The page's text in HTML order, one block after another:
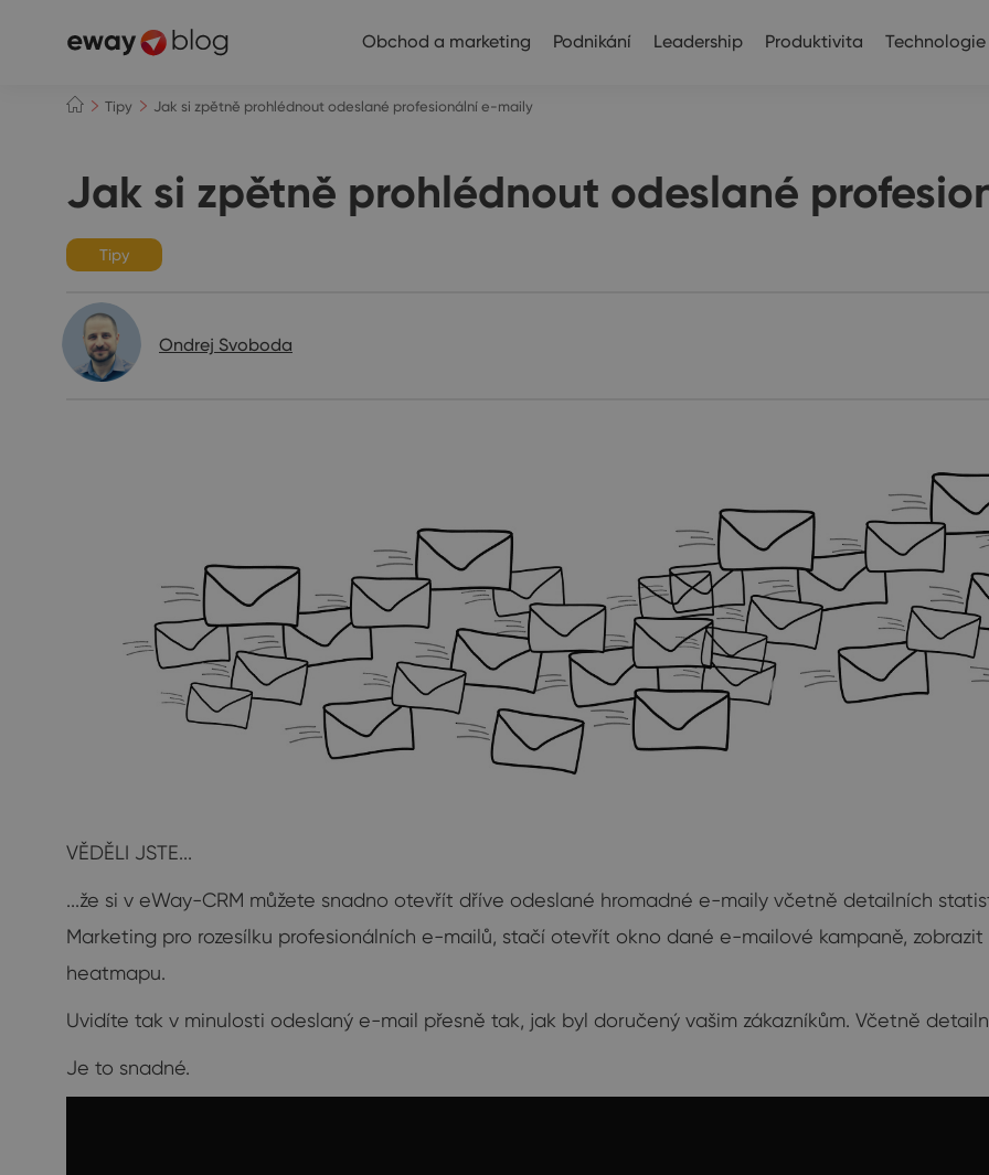
Obchod a marketing Podnikání Leadership Produktivita Technologie
Tipy Jak si zpětně prohlédnout odeslané profesionální e-maily
Jak si zpětně prohlédnout odeslané
Tipy
Ondrej Svoboda
VĚDĚLI JSTE...
...že si v eWay-CRM můžete snadno otevřít dříve odeslané hromadné e-maily včetně detailních
Marketing pro rozesílku profesionálních e-mailů, stačí otevřít okno dané e-mailové kampaně,
heatmapu.
Uvidíte tak v minulosti odeslaný e-mail přesně tak, jak byl doručený vašim zákazníkům. Včetně
Je to snadné.